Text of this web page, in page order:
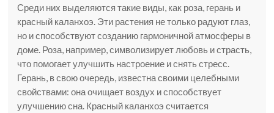
Среди них выделяются такие виды, как роза, герань и
красный каланхоэ. Эти растения не только радуют глаз,
но и способствуют созданию гармоничной атмосферы в
доме. Роза, например, символизирует любовь и страсть,
что помогает улучшить настроение и снять стресс.
Герань, в свою очередь, известна своими целебными
свойствами: она очищает воздух и способствует
улучшению сна. Красный каланхоэ считается